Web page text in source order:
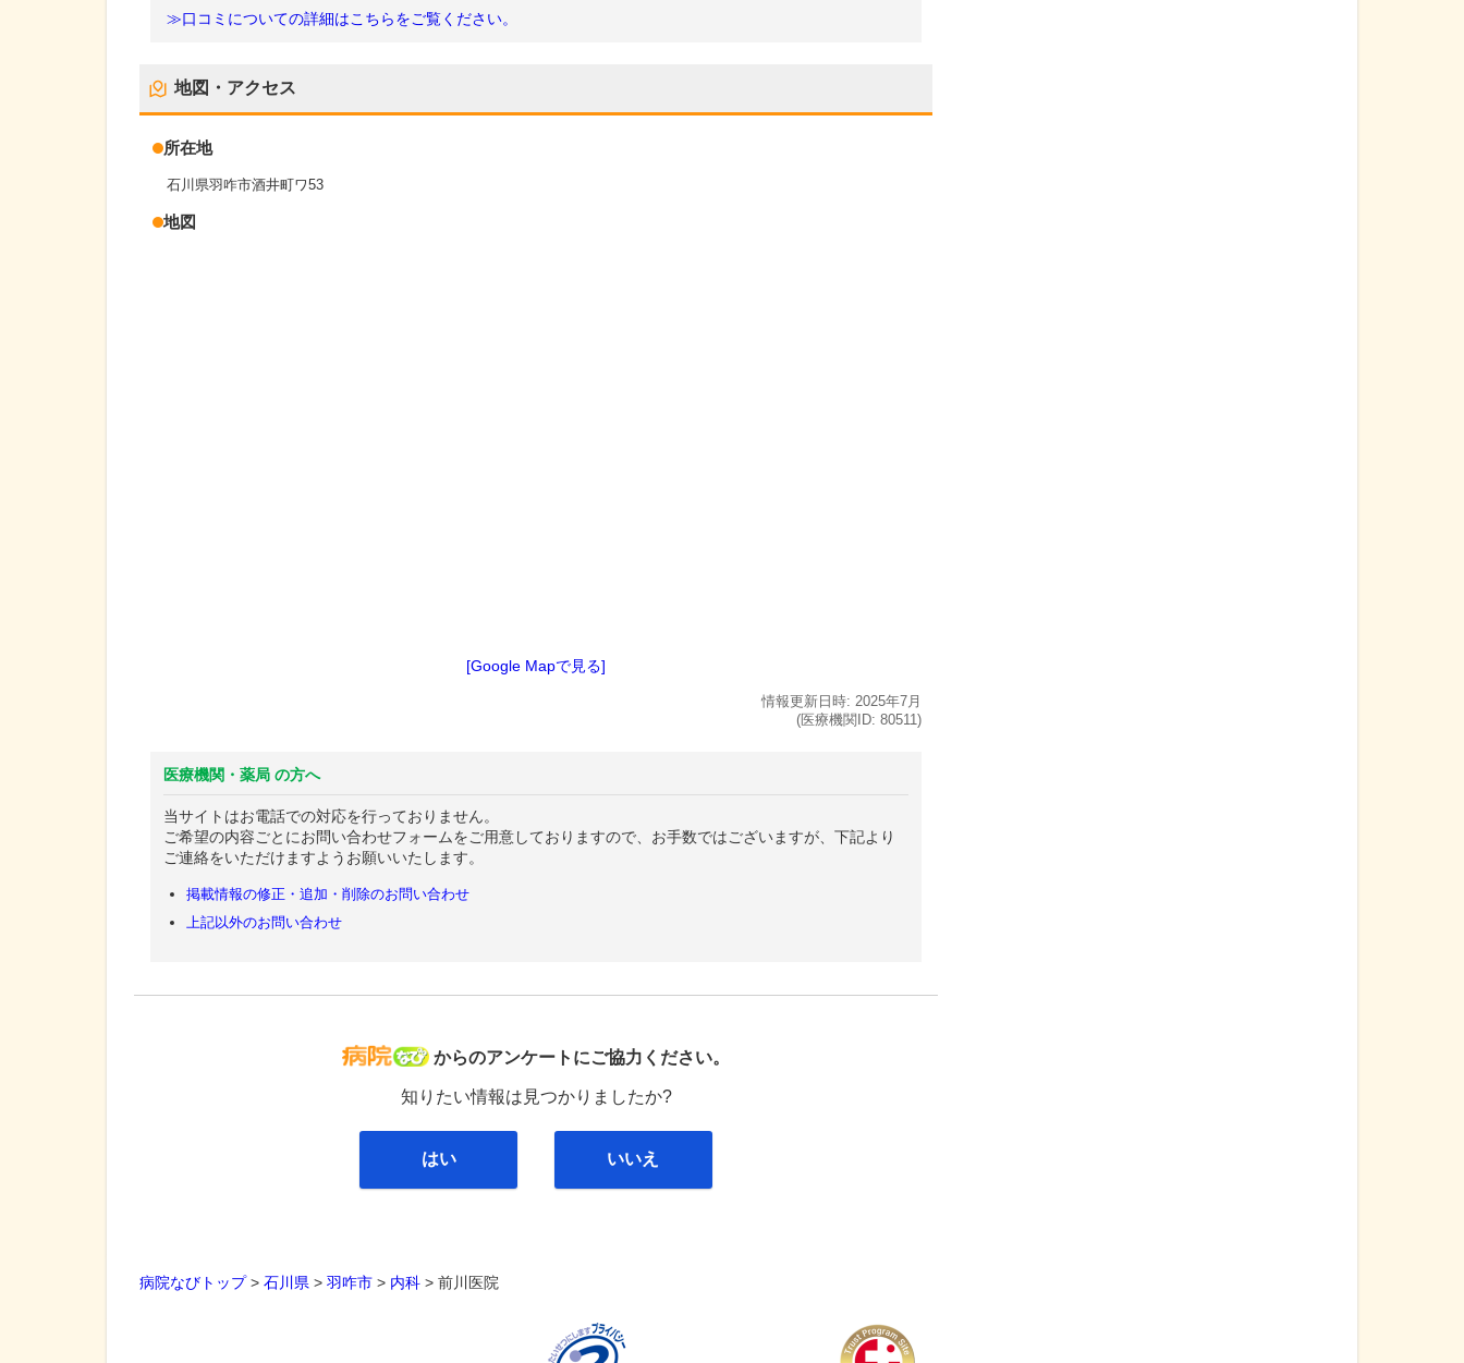
≫口コミについての詳細はこちらをご覧ください。
地図・アクセス
所在地
石川県羽咋市酒井町ワ53
地図
[Google Mapで見る]
情報更新日時: 2025年7月
(医療機関ID: 80511)
医療機関・薬局 の方へ
当サイトはお電話での対応を行っておりません。
ご希望の内容ごとにお問い合わせフォームをご用意しておりますので、お手数ではございますが、下記より
ご連絡をいただけますようお願いいたします。
掲載情報の修正・追加・削除のお問い合わせ
上記以外のお問い合わせ
病院なび
からのアンケートにご協力ください。
知りたい情報は見つかりましたか?
はい いいえ
病院なびトップ> 石川県 > 羽咋市 > 内科 > 前川医院